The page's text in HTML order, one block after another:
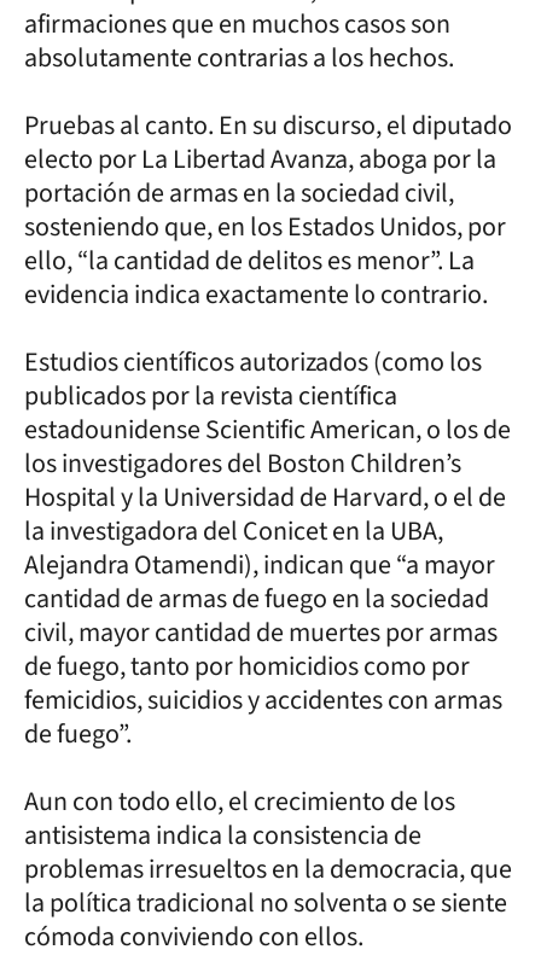
afirmaciones que en muchos casos son
absolutamente contrarias a los hechos.
Pruebas al canto. En su discurso, el diputado
electo por La Libertad Avanza, aboga por la
portación de armas en la sociedad civil,
sosteniendo que, en los Estados Unidos, por
ello, “la cantidad de delitos es menor”. La
evidencia indica exactamente lo contrario.
Estudios científicos autorizados (como los
publicados por la revista científica
estadounidense Scientific American, o los de
los investigadores del Boston Children’s
Hospital y la Universidad de Harvard, o el de
la investigadora del Conicet en la UBA,
Alejandra Otamendi), indican que “a mayor
cantidad de armas de fuego en la sociedad
civil, mayor cantidad de muertes por armas
de fuego, tanto por homicidios como por
femicidios, suicidios y accidentes con armas
de fuego”.
Aun con todo ello, el crecimiento de los
antisistema indica la consistencia de
problemas irresueltos en la democracia, que
la política tradicional no solventa o se siente
cómoda conviviendo con ellos.